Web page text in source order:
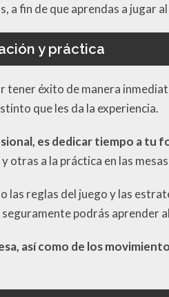
a fin de que aprendas a jugar
y práctica
tener éxito de manera
que les da la experiencia.
es dedicar tiempo a tu
otras a la práctica en las
reglas del juego y las
podrás aprender
así como de los